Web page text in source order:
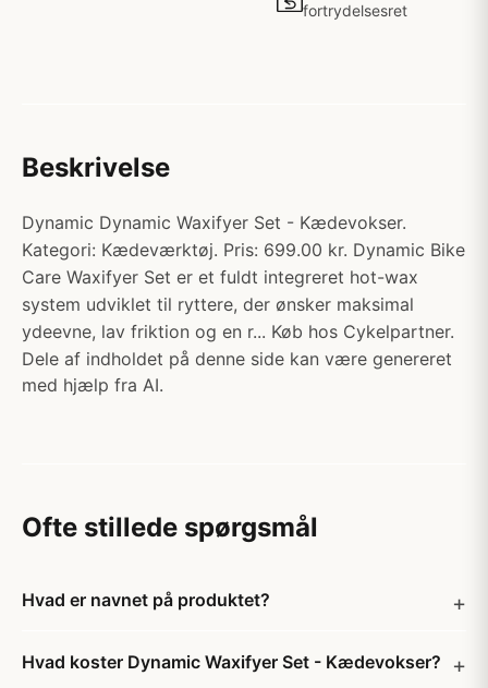
fortrydelsesret
Beskrivelse
Dynamic Dynamic Waxifyer Set - Kædevokser.
Kategori: Kædeværktøj. Pris: 699.00 kr. Dynamic Bike
Care Waxifyer Set er et fuldt integreret hot-wax
system udviklet til ryttere, der ønsker maksimal
ydeevne, lav friktion og en r... Køb hos Cykelpartner.
Dele af indholdet på denne side kan være genereret
med hjælp fra AI.
Ofte stillede spørgsmål
Hvad er navnet på produktet?
Hvad koster Dynamic Waxifyer Set - Kædevokser?